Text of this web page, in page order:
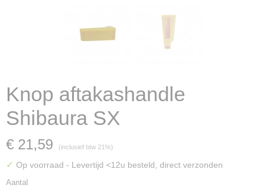
Knop aftakashandle
Shibaura SX
€ 21,59 (inclusief btw 21%)
✓ Op voorraad - Levertijd <12u besteld, direct verzonden
Aantal